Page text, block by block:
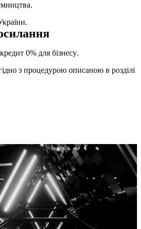
0% для бізнесу.
з процедурою описаною в розділі